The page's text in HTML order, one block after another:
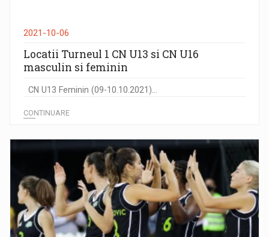
2021-10-06
Locatii Turneul 1 CN U13 si CN U16
masculin si feminin
CN U13 Feminin (09-10.10.2021)...
CONTINUARE